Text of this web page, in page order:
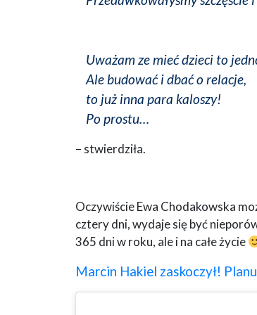
Uważam ze mieć dzieci to
Ale budować i dbać o relacje,
to już inna para kaloszy!
Po prostu…
– stwierdziła.
Oczywiście Ewa Chodakowska
cztery dni, wydaje się być
365 dni w roku, ale i na całe życie
Marcin Hakiel zaskoczył!